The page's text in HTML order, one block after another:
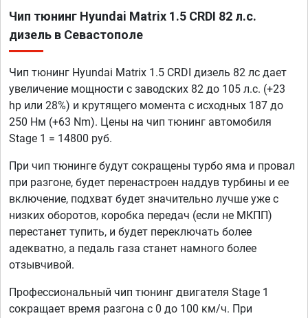
Чип тюнинг Hyundai Matrix 1.5 CRDI 82 л.с.
дизель в Севастополе
Чип тюнинг Hyundai Matrix 1.5 CRDI дизель 82 лс дает
увеличение мощности с заводских 82 до 105 л.с. (+23
hp или 28%) и крутящего момента с исходных 187 до
250 Нм (+63 Nm). Цены на чип тюнинг автомобиля
Stage 1 = 14800 руб.
При чип тюнинге будут сокращены турбо яма и провал
при разгоне, будет перенастроен наддув турбины и ее
включение, подхват будет значительно лучше уже с
низких оборотов, коробка передач (если не МКПП)
перестанет тупить, и будет переключать более
адекватно, а педаль газа станет намного более
отзывчивой.
Профессиональный чип тюнинг двигателя Stage 1
сокращает время разгона с 0 до 100 км/ч. При